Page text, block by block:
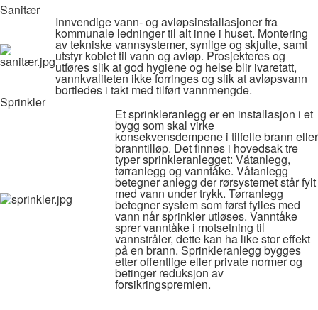
Sanitær
Innvendige vann- og avløpsinstallasjoner fra
kommunale ledninger til alt inne i huset. Montering
av tekniske vannsystemer, synlige og skjulte, samt
utstyr koblet til vann og avløp. Prosjekteres og
utføres slik at god hygiene og helse blir ivaretatt,
vannkvaliteten ikke forringes og slik at avløpsvann
bortledes i takt med tilført vannmengde.
Sprinkler
Et sprinkleranlegg er en installasjon i et
bygg som skal virke
konsekvensdempene i tilfelle brann eller
branntilløp. Det finnes i hovedsak tre
typer sprinkleranlegget: Våtanlegg,
tørranlegg og vanntåke. Våtanlegg
betegner anlegg der rørsystemet står fylt
med vann under trykk. Tørranlegg
betegner system som først fylles med
vann når sprinkler utløses. Vanntåke
sprer vanntåke i motsetning til
vannstråler, dette kan ha like stor effekt
på en brann. Sprinkleranlegg bygges
etter offentlige eller private normer og
betinger reduksjon av
forsikringspremien.